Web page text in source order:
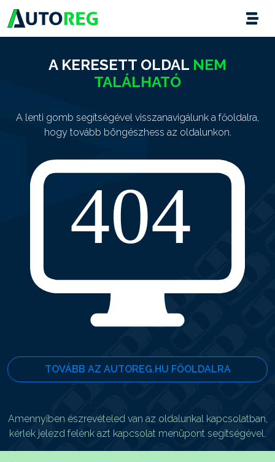
A KERESETT OLDAL NEM
TALÁLHATÓ
A lenti gomb segítségével visszanavigálunk a főoldalra,
hogy tovább böngészhess az oldalunkon.
TOVÁBB AZ AUTOREG.HU FŐOLDALRA
Amennyiben észrevételed van az oldalunkal kapcsolatban,
kérlek jelezd felénk azt kapcsolat menüpont segítségével.